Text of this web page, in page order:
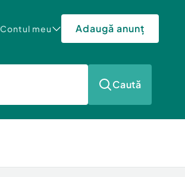
Contul meu Adaugă anunț
Caută